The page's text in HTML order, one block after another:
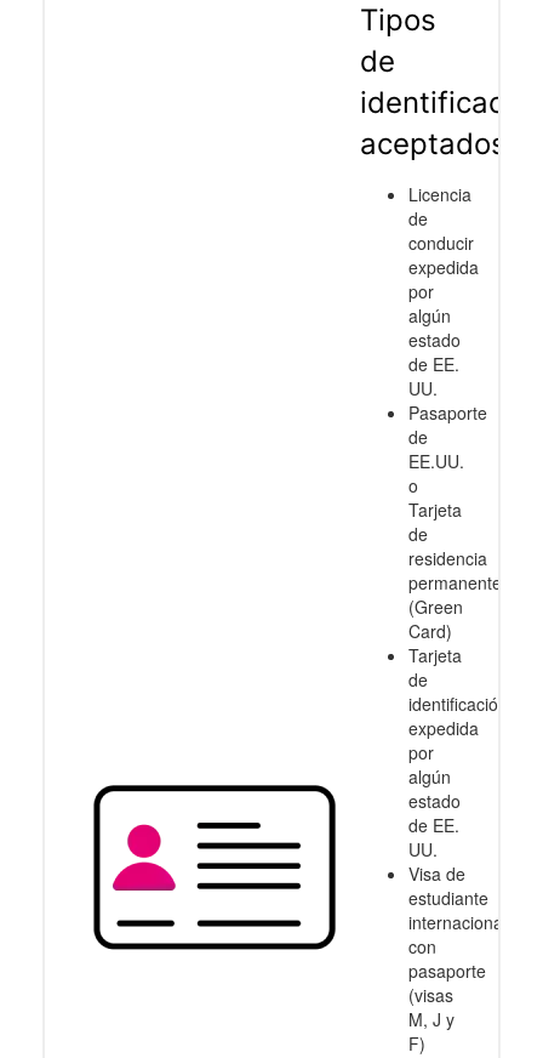
Tipos
de
aceptados
Licencia
de
conducir
expedida
por
algún
estado
de EE.
UU.
Pasaporte
de
EE.UU.
o
Tarjeta
de
residencia
permanente
(Green
Card)
Tarjeta
de
identificación
expedida
por
algún
estado
de EE.
UU.
Visa de
estudiante
internacional
con
pasaporte
(visas
M, J y
F)